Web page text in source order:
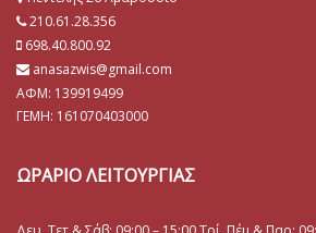
210.61.28.356
698.40.800.92
anasazwis@gmail.com
ΑΦΜ: 139919499
ΓΕΜΗ: 161070403000
ΩΡΑΡΙΟ ΛΕΙΤΟΥΡΓΙΑΣ